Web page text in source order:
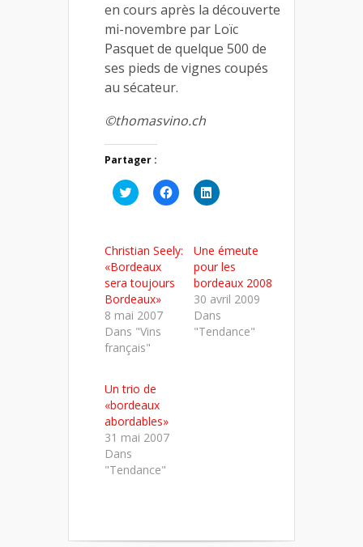
en cours après la découverte
mi-novembre par Loïc
Pasquet de quelque 500 de
ses pieds de vignes coupés
au sécateur.
©thomasvino.ch
Partager :
Cliquez
pour
une
nouvelle
fenêtre)
Cliquez
pour
dans
une
nouvelle
fenêtre)
Cliquez
pour
dans
une
nouvelle
fenêtre)
Christian Seely:
«Bordeaux
sera toujours
Bordeaux»
8 mai 2007
Dans "Vins
français"
Une émeute
pour les
bordeaux 2008
30 avril 2009
Dans
"Tendance"
Un trio de
«bordeaux
abordables»
31 mai 2007
Dans
"Tendance"